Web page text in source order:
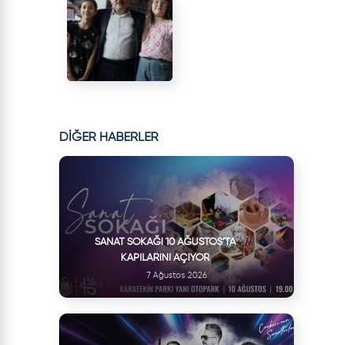
DİĞER HABERLER
SANAT SOKAĞI 10 AĞUSTOS’TA
KAPILARINI AÇIYOR
7 Ağustos 2026